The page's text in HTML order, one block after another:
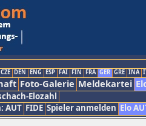
CZE DEN ENG ESP FAI FIN FRA GER GRE INA
Foto-Galerie Meldekartei
Elozahl
AUT FIDE Spieler anmelden Elo